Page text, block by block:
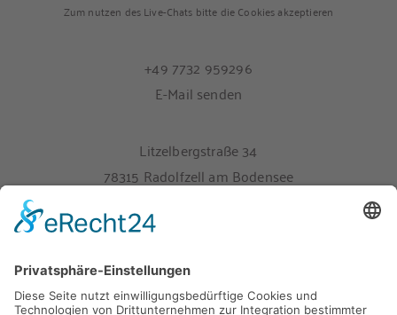
Zum nutzen des Live-Chats bitte die Cookies akzeptieren
+49 7732 959296
E-Mail senden
Litzelbergstraße 34
78315 Radolfzell am Bodensee
Melden Sie sich hier für unseren Newsletter an
Impressum